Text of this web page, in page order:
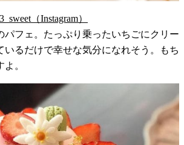
（Instagram）
パフェ。たっぷり乗ったいちごにクリー
るだけで幸せな気分になれそう。もち
。